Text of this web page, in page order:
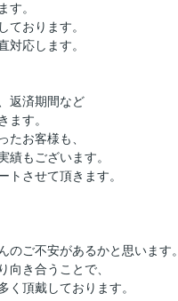
す。
ております。
対応します。
返済期間など
ます。
たお客様も、
績もございます。
トさせて頂きます。
ご不安があるかと思います。
向き合うことで、
く頂戴しております。